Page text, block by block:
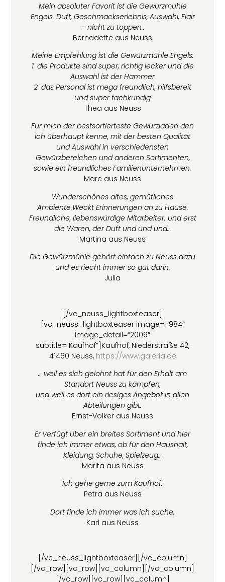
Mein absoluter Favorit ist die Gewürzmühle
Engels. Duft, Geschmackserlebnis, Auswahl, Flair
– nicht zu toppen..
Bernadette aus Neuss
Meine Empfehlung ist die Gewürzmühle Engels:
1. die Produkte sind super, richtig lecker und die
Auswahl ist der Hammer
2. das Personal ist mega freundlich, hilfsbereit
und super fachkundig
Thea aus Neuss
Für mich der bestsortierteste Gewürzladen den
ich überhaupt kenne, mit der besten Qualität
und Auswahl in verschiedensten
Gewürzbereichen und anderen Sortimenten,
sowie ein freundliches Familienunternehmen.
Marc aus Neuss
Wunderschönes altes, gemütliches
Ambiente.Weckt Erinnerungen an zu Hause.
Freundliche, liebenswürdige Mitarbeiter. Und erst
die Waren, der Duft und und und…
Martina aus Neuss
Die Gewürzmühle gehört einfach zu Neuss dazu
und es riecht immer so gut darin.
Julia
[/vc_neuss_lightboxteaser]
[vc_neuss_lightboxteaser image=“1984″
image_detail=“2009″
subtitle=“Kaufhof“]Kaufhof, Niederstraße 42,
41460 Neuss, https://www.galeria.de
… weil es sich gelohnt hat für den Erhalt am
Standort Neuss zu kämpfen,
und weil es dort ein riesiges Angebot in allen
Abteilungen gibt.
Ernst-Volker aus Neuss
Er verfügt über ein breites Sortiment und hier
finde ich immer etwas, ob für den Haushalt,
Kleidung, Schuhe, Spielzeug…
Marita aus Neuss
Ich gehe gerne zum Kaufhof.
Petra aus Neuss
Dort finde ich immer was ich suche.
Karl aus Neuss
[/vc_neuss_lightboxteaser][/vc_column]
[/vc_row][vc_row][vc_column][/vc_column]
[/vc_row][vc_row][vc_column]